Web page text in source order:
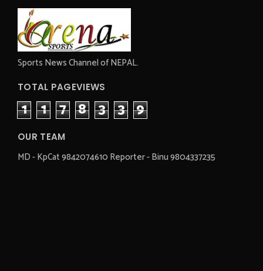
Sports News Channel of NEPAL.
TOTAL PAGEVIEWS
1 1 7 8 3 3 9
OUR TEAM
MD - KpCat 9842074610 Reporter - Binu 9804337235